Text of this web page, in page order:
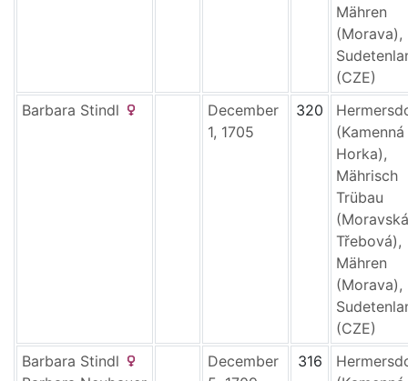
Mähren
(Morava),
(CZE)
Barbara Stindl
December
1, 1705
320
(Kamenná
Horka),
Mährisch
Trübau
(Moravská
Třebová),
Mähren
(Morava),
(CZE)
Barbara Stindl
December
316